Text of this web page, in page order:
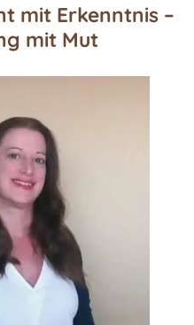
mit Erkenntnis –
mit Mut